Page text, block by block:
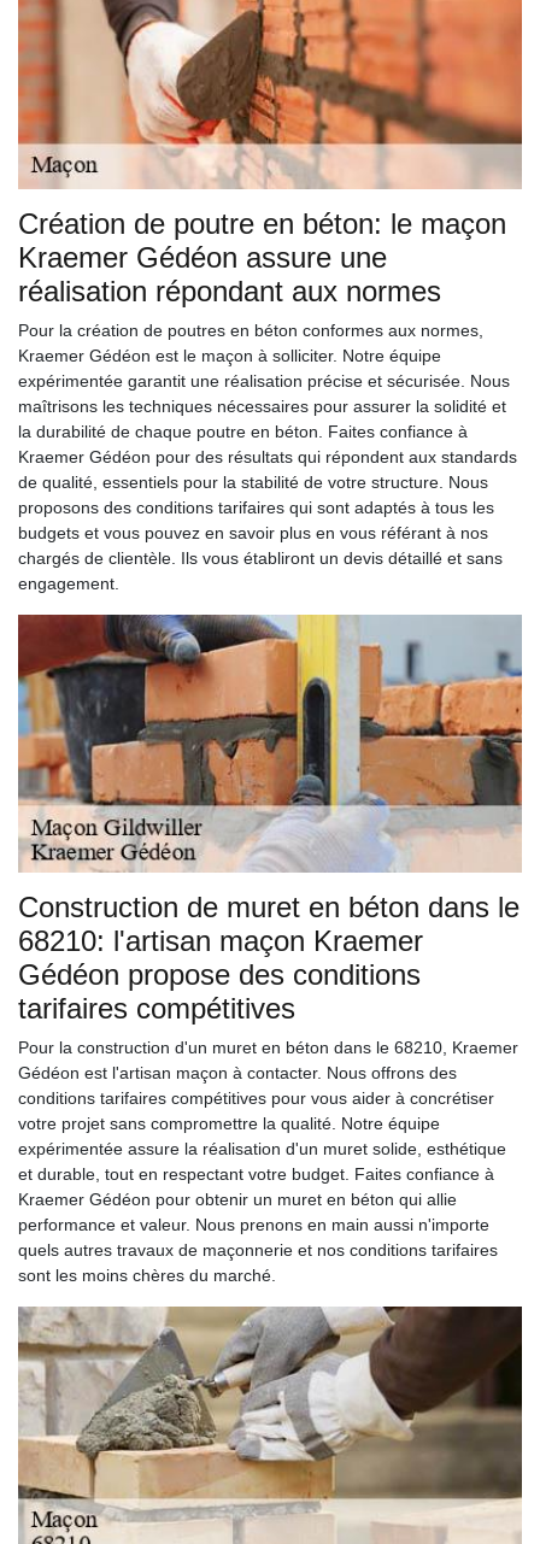
Création de poutre en béton: le maçon
Kraemer Gédéon assure une
réalisation répondant aux normes
Pour la création de poutres en béton conformes aux normes,
Kraemer Gédéon est le maçon à solliciter. Notre équipe
expérimentée garantit une réalisation précise et sécurisée. Nous
maîtrisons les techniques nécessaires pour assurer la solidité et
la durabilité de chaque poutre en béton. Faites confiance à
Kraemer Gédéon pour des résultats qui répondent aux standards
de qualité, essentiels pour la stabilité de votre structure. Nous
proposons des conditions tarifaires qui sont adaptés à tous les
budgets et vous pouvez en savoir plus en vous référant à nos
chargés de clientèle. Ils vous établiront un devis détaillé et sans
engagement.
Construction de muret en béton dans le
68210: l'artisan maçon Kraemer
Gédéon propose des conditions
tarifaires compétitives
Pour la construction d'un muret en béton dans le 68210, Kraemer
Gédéon est l'artisan maçon à contacter. Nous offrons des
conditions tarifaires compétitives pour vous aider à concrétiser
votre projet sans compromettre la qualité. Notre équipe
expérimentée assure la réalisation d'un muret solide, esthétique
et durable, tout en respectant votre budget. Faites confiance à
Kraemer Gédéon pour obtenir un muret en béton qui allie
performance et valeur. Nous prenons en main aussi n'importe
quels autres travaux de maçonnerie et nos conditions tarifaires
sont les moins chères du marché.